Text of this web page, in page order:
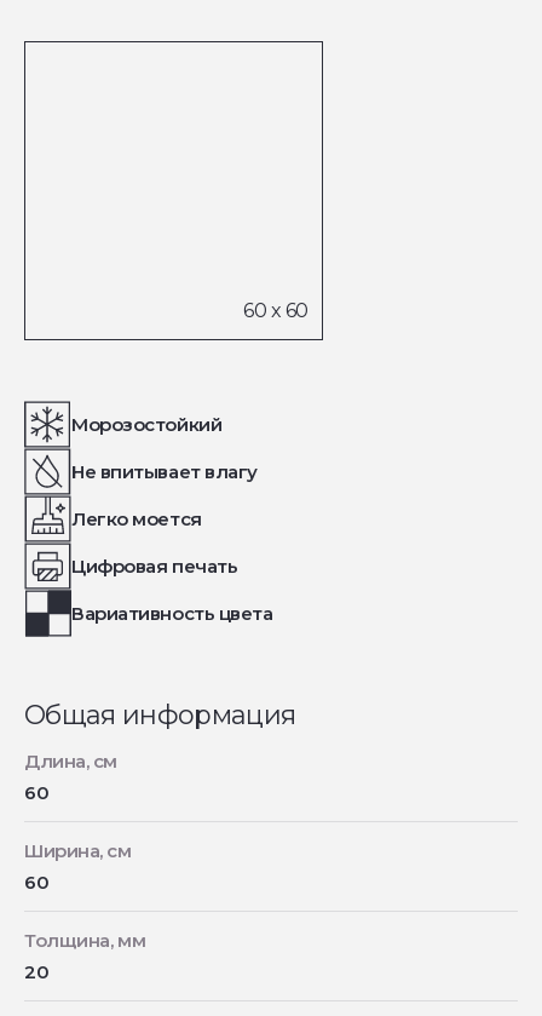
Морозостойкий
Не впитывает влагу
Легко моется
Цифровая печать
Вариативность цвета
Общая информация
Длина, см
60
Ширина, см
60
Толщина, мм
20